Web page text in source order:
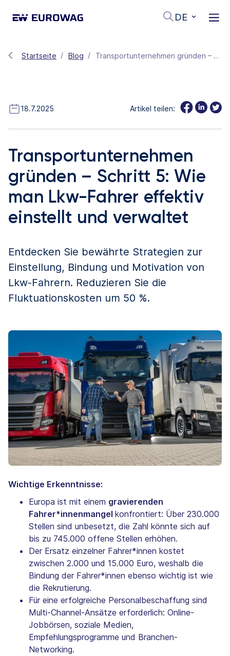
DE
Startseite Blog Transportunternehmen gründen – Schritt 5: Wie man Lkw-Fahrer effektiv einstellt und verwaltet
18.7.2025 Artikel teilen:
Transportunternehmen
gründen – Schritt 5: Wie
man Lkw-Fahrer effektiv
einstellt und verwaltet
Entdecken Sie bewährte Strategien zur
Einstellung, Bindung und Motivation von
Lkw-Fahrern. Reduzieren Sie die
Fluktuationskosten um 50 %.
Wichtige Erkenntnisse:
Europa ist mit einem gravierenden
Fahrer*innenmangel konfrontiert: Über 230.000
Stellen sind unbesetzt, die Zahl könnte sich auf
bis zu 745.000 offene Stellen erhöhen.
Der Ersatz einzelner Fahrer*innen kostet
zwischen 2.000 und 15.000 Euro, weshalb die
Bindung der Fahrer*innen ebenso wichtig ist wie
die Rekrutierung.
Für eine erfolgreiche Personalbeschaffung sind
Multi-Channel-Ansätze erforderlich: Online-
Jobbörsen, soziale Medien,
Empfehlungsprogramme und Branchen-
Networking.